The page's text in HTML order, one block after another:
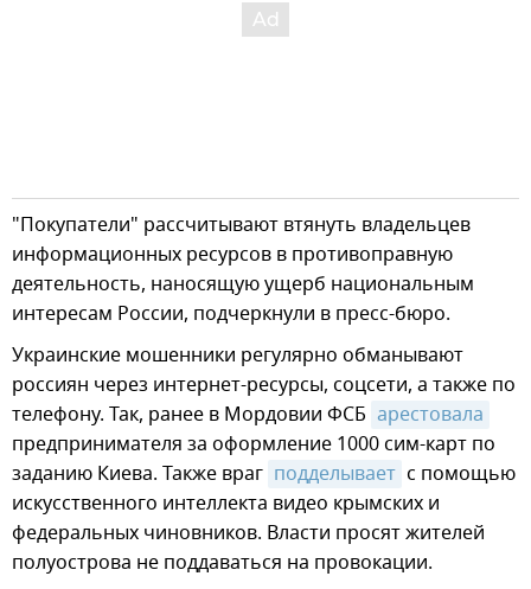
"Покупатели" рассчитывают втянуть владельцев
информационных ресурсов в противоправную
деятельность, наносящую ущерб национальным
интересам России, подчеркнули в пресс-бюро.
Украинские мошенники регулярно обманывают
россиян через интернет-ресурсы, соцсети, а также по
телефону. Так, ранее в Мордовии ФСБ арестовала
предпринимателя за оформление 1000 сим-карт по
заданию Киева. Также враг подделывает с помощью
искусственного интеллекта видео крымских и
федеральных чиновников. Власти просят жителей
полуострова не поддаваться на провокации.